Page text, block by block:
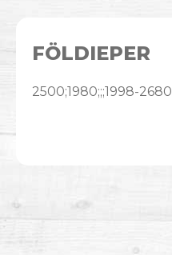
FÖLDIEPER
2500;1980;;;1998-2680